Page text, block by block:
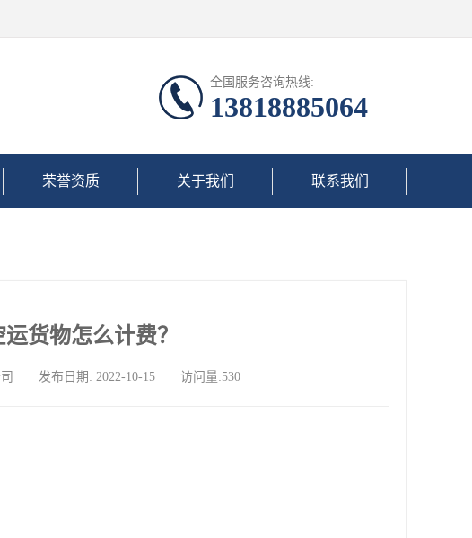
全国服务咨询热线:
13818885064
荣誉资质 关于我们 联系我们
货物怎么计费？
司 发布日期: 2022-10-15 访问量:530